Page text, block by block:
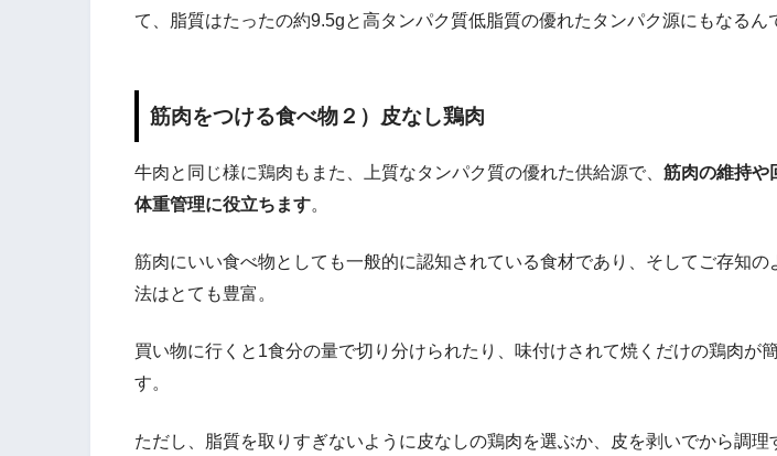
て、脂質はたったの約9.5gと高タンパク質低脂質の優れたタンパク源にもなるん
筋肉をつける食べ物２）皮なし鶏肉
牛肉と同じ様に鶏肉もまた、上質なタンパク質の優れた供給源で、 筋肉の維持や
体重管理に役立ちます。
筋肉にいい食べ物としても一般的に認知されている食材であり、そしてご存知の
法はとても豊富。
買い物に行くと1食分の量で切り分けられたり、味付けされて焼くだけの鶏肉が
す。
ただし、脂質を取りすぎないように皮なしの鶏肉を選ぶか、皮を剥いでから調理